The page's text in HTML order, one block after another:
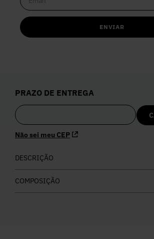
ENVIAR
PRAZO DE ENTREGA
Não sei meu CEP
DESCRIÇÃO
COMPOSIÇÃO